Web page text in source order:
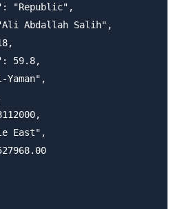
"Republic",
Abdallah Salih",
59.8,
Yaman",
East",